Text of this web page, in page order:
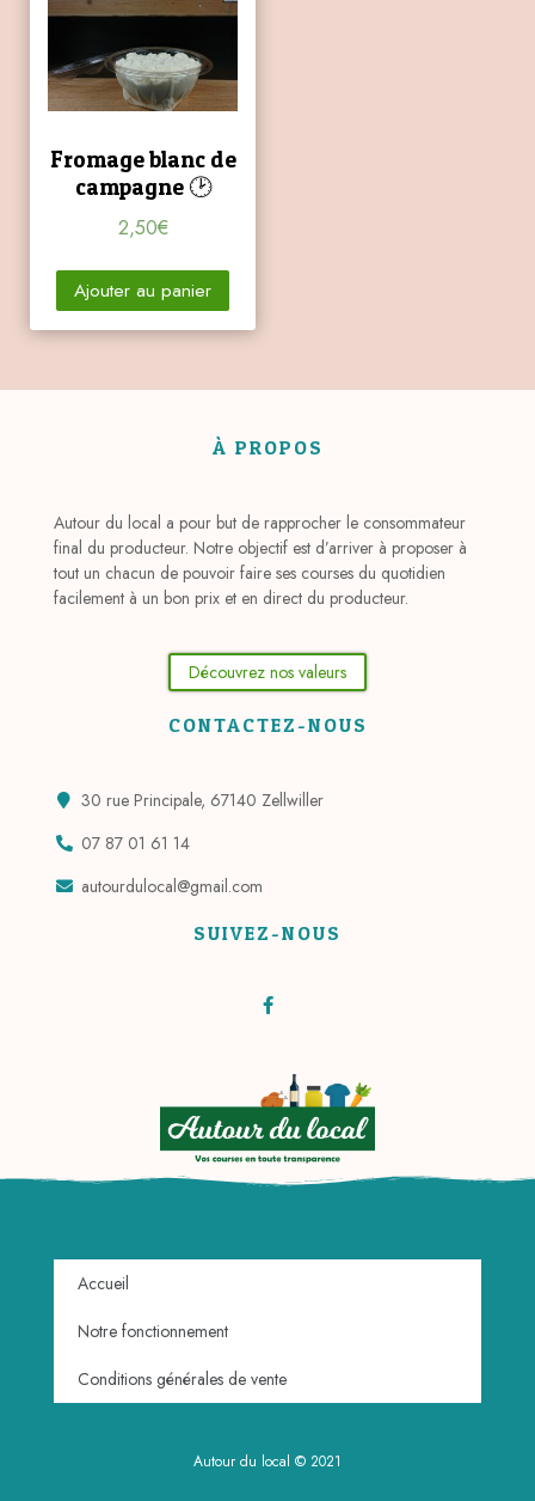
Fromage blanc de
campagne 🕑
2,50€
Ajouter au panier
À PROPOS
Autour du local a pour but de rapprocher le consommateur
final du producteur. Notre objectif est d’arriver à proposer à
tout un chacun de pouvoir faire ses courses du quotidien
facilement à un bon prix et en direct du producteur.
Découvrez nos valeurs
CONTACTEZ-NOUS
30 rue Principale, 67140 Zellwiller
07 87 01 61 14
autourdulocal@gmail.com
SUIVEZ-NOUS
Accueil
Notre fonctionnement
Conditions générales de vente
Autour du local © 2021